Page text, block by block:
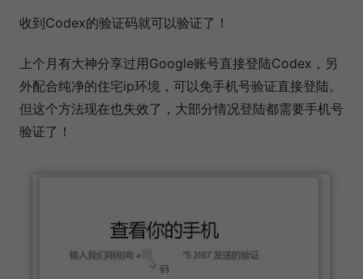
收到Codex的验证码就可以验证了！
上个月有大神分享过用Google账号直接登陆Codex，另
外配合纯净的住宅ip环境，可以免手机号验证直接登陆。
但这个方法现在也失效了，大部分情况登陆都需要手机号
验证了！